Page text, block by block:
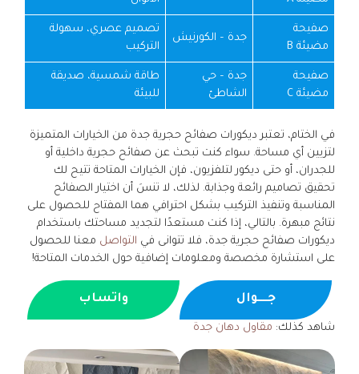
صفيحة
مضيئة B
جدة – الكورنيش
تصميم عصري، سهولة
التركيب
صفيحة
مضيئة C
جدة – حي
الشاطئ
طاقة شمسية، صديقة
للبيئة
في الختام، تعتبر ديكورات صفائح حجرية جدة من الخيارات المتميزة
لتزيين أي مساحة. سواء كنت تبحث عن صفائح حجرية داخلية أو
للجدران، أو حتى ديكور لتلفزيون، فإن الخيارات المتاحة تتيح لك
تحقيق تصاميم رائعة وجذابة. لذلك، لا تنسَ أن اختيار الصفائح
المناسبة وتنفيذ التركيب بشكل احترافي هما المفتاح للحصول على
نتائج مبهرة. بالتالي، إذا كنت مستعدًا لتجديد مساحتك باستخدام
ديكورات صفائح حجرية جدة، فلا تتوانى في التواصل معنا للحصول
على استشارة مخصصة ومعلومات إضافية حول الخدمات المتاحة!
جــــوال واتساب
شاهد كذلك: مقاول دهان جدة